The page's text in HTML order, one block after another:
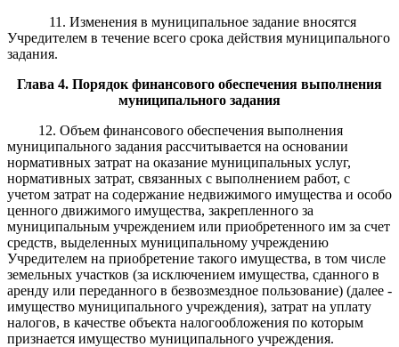
11. Изменения в муниципальное задание вносятся
Учредителем в течение всего срока действия муниципального
задания.
Глава 4. Порядок финансового обеспечения выполнения
муниципального задания
12.Объем финансового обеспечения выполнения
муниципального задания рассчитывается на основании
нормативных затрат на оказание муниципальных услуг,
нормативных затрат, связанных с выполнением работ, с
учетом затрат на содержание недвижимого имущества и особо
ценного движимого имущества, закрепленного за
муниципальным учреждением или приобретенного им за счет
средств, выделенных муниципальному учреждению
Учредителем на приобретение такого имущества, в том числе
земельных участков (за исключением имущества, сданного в
аренду или переданного в безвозмездное пользование) (далее -
имущество муниципального учреждения), затрат на уплату
налогов, в качестве объекта налогообложения по которым
признается имущество муниципального учреждения.